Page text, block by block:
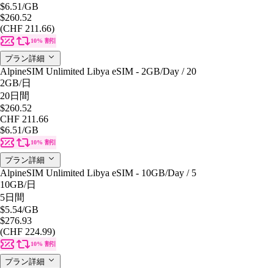
$6.51/GB
$260.52
(CHF 211.66)
10% 割引
プラン詳細
AlpineSIM Unlimited Libya eSIM - 2GB/Day / 20
2GB/日
20日間
$260.52
CHF 211.66
$6.51/GB
10% 割引
プラン詳細
AlpineSIM Unlimited Libya eSIM - 10GB/Day / 5
10GB/日
5日間
$5.54/GB
$276.93
(CHF 224.99)
10% 割引
プラン詳細